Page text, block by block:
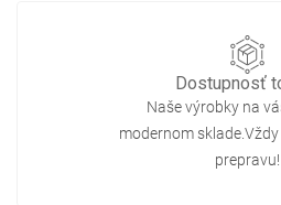
Dostupnosť
Naše výrobky na
modernom
prepravu!